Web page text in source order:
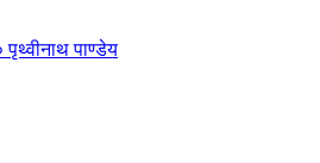
पाण्डेय